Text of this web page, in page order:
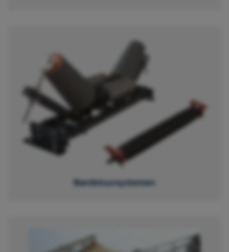
Bandstuursystemen